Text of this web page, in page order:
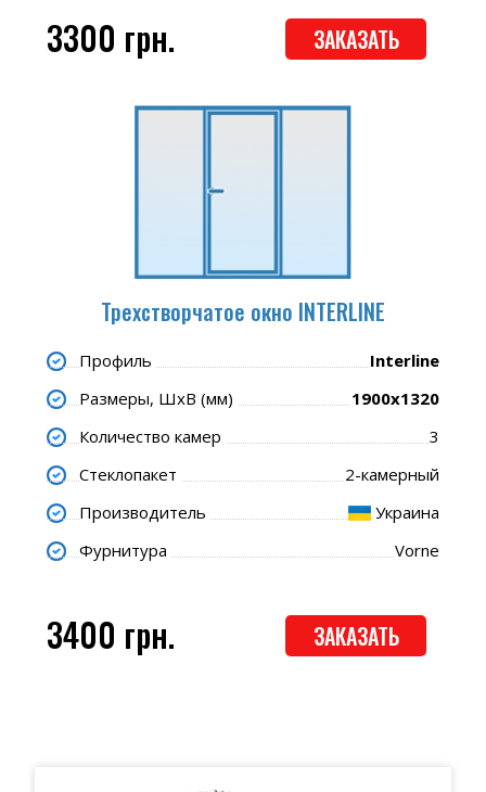
3300 грн. ЗАКАЗАТЬ
Трехстворчатое окно INTERLINE
Профиль
Interline
Размеры, ШхВ (мм)
1900х1320
Количество камер
3
Стеклопакет
2-камерный
Производитель
Украина
Фурнитура
Vorne
3400 грн. ЗАКАЗАТЬ